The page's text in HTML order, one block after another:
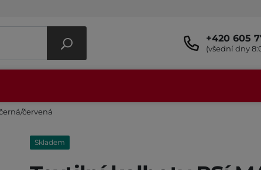
+420 605
(všední dny
červená
Skladem